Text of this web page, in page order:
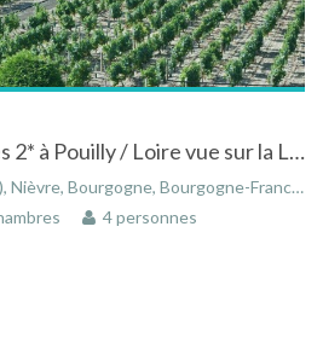
Gîte des Chaumiennes 2* à Pouilly / Loire vue sur la Loire et les vignes
Bourgogne, Bourgogne-Franche-Comté, France
4 personnes